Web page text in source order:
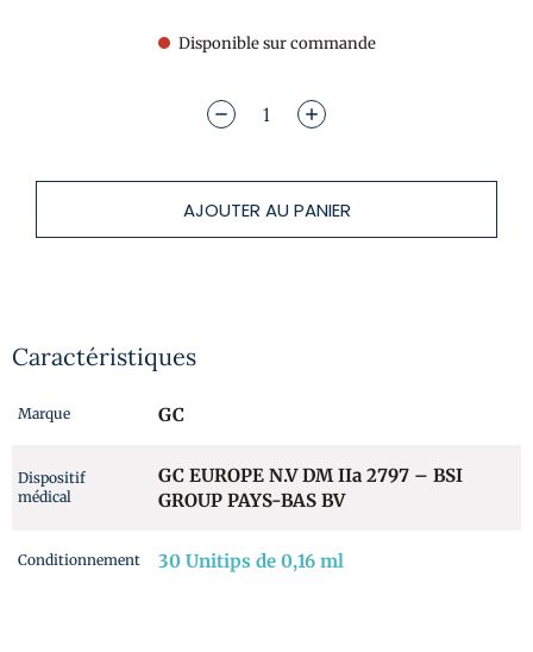
Disponible sur commande
AJOUTER AU PANIER
Caractéristiques
Marque GC
Dispositif
médical
GC EUROPE N.V DM IIa 2797 – BSI
GROUP PAYS-BAS BV
Conditionnement 30 Unitips de 0,16 ml